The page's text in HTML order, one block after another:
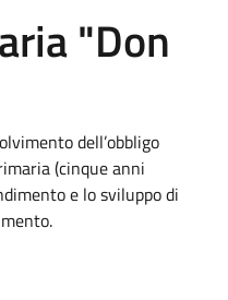
"Don
dell’obbligo
(cinque anni
e lo sviluppo di